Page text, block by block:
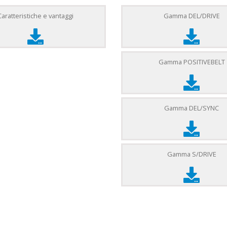
e vantaggi Gamma DEL/DRIVE
Gamma POSITIVEBELT
Gamma DEL/SYNC
Gamma S/DRIVE